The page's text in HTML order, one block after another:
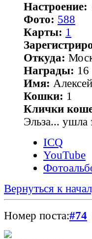
Настроение:
Фото: 588
Карты: 1
Откуда:
Награды: 16
Имя: Алексей
Кошки: 1
Клички
Эльза... ушла
ICQ
YouTube
Вернуться к
Номер поста:#74